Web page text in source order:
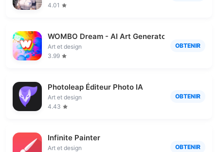
4.01
WOMBO Dream - AI Art Generator
Art et design
3.99
OBTENIR
Photoleap Éditeur Photo IA
Art et design
4.43
OBTENIR
Infinite Painter
Art et design
OBTENIR